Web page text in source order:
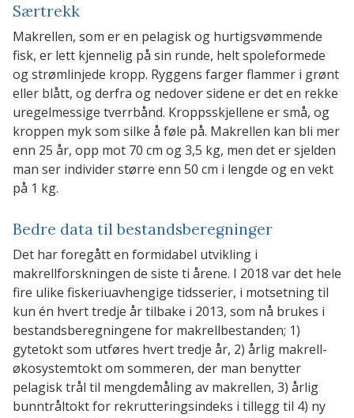
Særtrekk
Makrellen, som er en pelagisk og hurtigsvømmende
fisk, er lett kjennelig på sin runde, helt spoleformede
og strømlinjede kropp. Ryggens farger flammer i grønt
eller blått, og derfra og nedover sidene er det en rekke
uregelmessige tverrbånd. Kroppsskjellene er små, og
kroppen myk som silke å føle på. Makrellen kan bli mer
enn 25 år, opp mot 70 cm og 3,5 kg, men det er sjelden
man ser individer større enn 50 cm i lengde og en vekt
på 1 kg.
Bedre data til bestandsberegninger
Det har foregått en formidabel utvikling i
makrellforskningen de siste ti årene. I 2018 var det hele
fire ulike fiskeriuavhengige tidsserier, i motsetning til
kun én hvert tredje år tilbake i 2013, som nå brukes i
bestandsberegningene for makrellbestanden; 1)
gytetokt som utføres hvert tredje år, 2) årlig makrell-
økosystemtokt om sommeren, der man benytter
pelagisk trål til mengdemåling av makrellen, 3) årlig
bunntråltokt for rekrutteringsindeks i tillegg til 4) ny